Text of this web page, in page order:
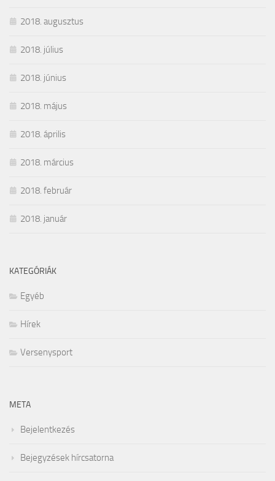
2018. augusztus
2018. július
2018. június
2018. május
2018. április
2018. március
2018. február
2018. január
KATEGÓRIÁK
Egyéb
Hírek
Versenysport
META
Bejelentkezés
Bejegyzések hírcsatorna